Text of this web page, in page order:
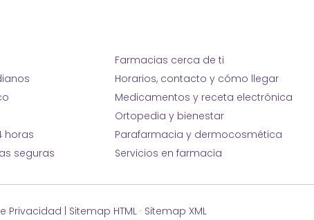
horas
seguras
Farmacias cerca de ti
Horarios, contacto y cómo llegar
Medicamentos y receta electrónica
Ortopedia y bienestar
Parafarmacia y dermocosmética
Servicios en farmacia
Privacidad | Sitemap HTML· Sitemap XML